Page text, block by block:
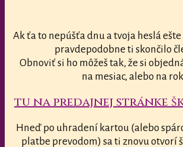
Ak ťa to nepúšťa dnu a tvoja heslá
pravdepodobne ti skončilo
Obnoviť si ho môžeš tak, že si
na mesiac, alebo na rok
tu na predajnej stránke
Hneď po uhradení kartou (alebo
platbe prevodom) sa ti znovu otvorí